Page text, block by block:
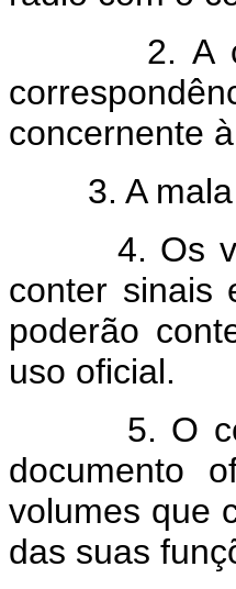
2. A
concernente
3. A mala
4. Os
conter sinais
poderão
uso oficial.
5. O
documento
volumes que
das suas